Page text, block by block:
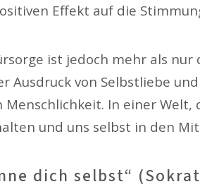
Effekt auf die
ist jedoch mehr als nur
Ausdruck von Selbstliebe
Menschlichkeit. In einer
und uns selbst in den
dich selbst“